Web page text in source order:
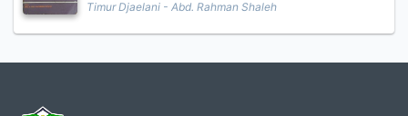
Timur Djaelani - Abd. Rahman Shaleh